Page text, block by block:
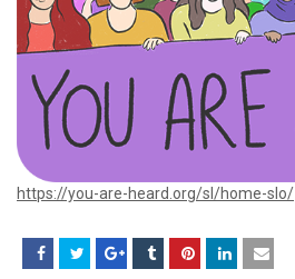
https://you-are-heard.org/sl/home-slo/